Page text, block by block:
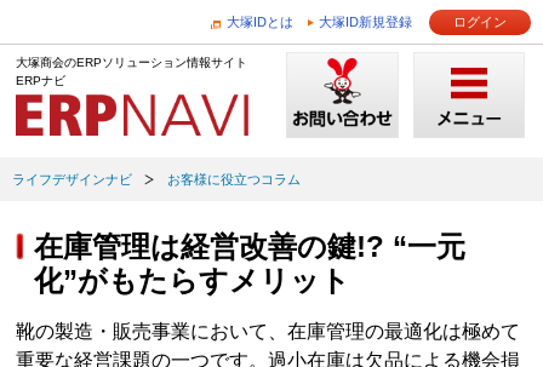
大塚IDとは 大塚ID新規登録 ログイン
大塚商会のERPソリューション情報サイト
ERPナビ
ライフデザインナビ お客様に役立つコラム
在庫管理は経営改善の鍵!? “一元
化”がもたらすメリット
靴の製造・販売事業において、在庫管理の最適化は極めて
重要な経営課題の一つです。過小在庫は欠品による機会損